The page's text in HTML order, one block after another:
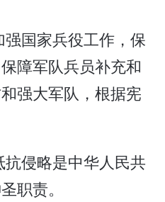
国家兵役工作，保
障军队兵员补充和
强大军队，根据宪
侵略是中华人民共
职责。